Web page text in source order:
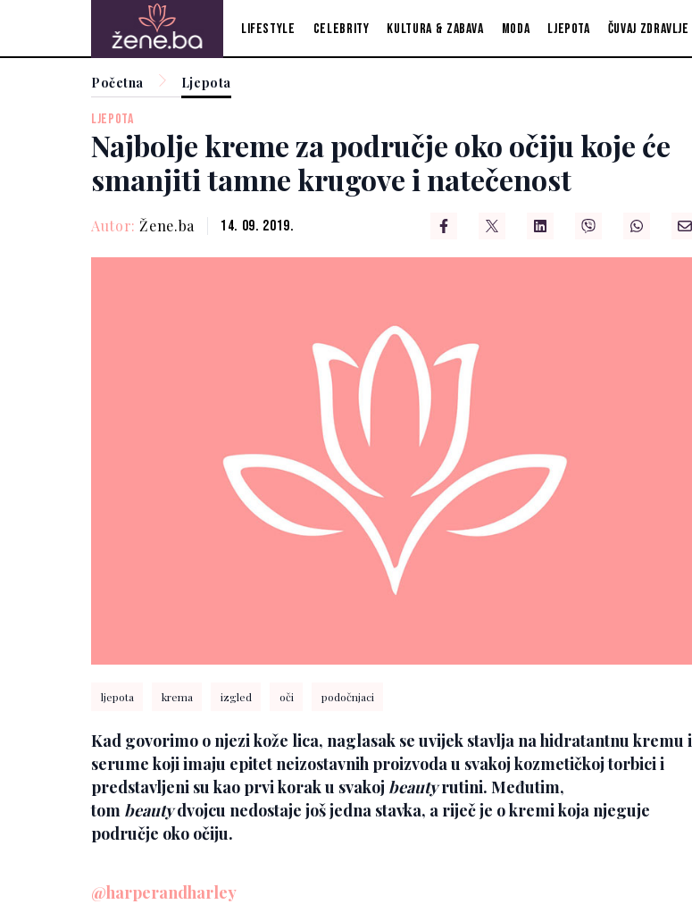
Lifestyle Celebrity Kultura & zabava Moda Ljepota Čuvaj zdravlje
Početna Ljepota
LJEPOTA
Najbolje kreme za područje oko očiju koje će
smanjiti tamne krugove i natečenost
Autor: Žene.ba 14. 09. 2019.
ljepota krema izgled oči podočnjaci
Kad govorimo o njezi kože lica, naglasak se uvijek stavlja na hidratantnu kremu i
serume koji imaju epitet neizostavnih proizvoda u svakoj kozmetičkoj torbici i
predstavljeni su kao prvi korak u svakoj beautyrutini. Međutim,
tom beautydvojcu nedostaje još jedna stavka, a riječ je o kremi koja njeguje
područje oko očiju.
@harperandharley